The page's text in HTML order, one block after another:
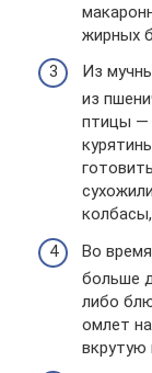
жирных
Из
из
птицы —
Во
больше
либо
омлет
вкрутую